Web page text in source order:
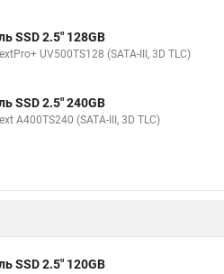
SSD 2.5" 128GB
UV500TS128 (SATA-III, 3D TLC)
SSD 2.5" 240GB
A400TS240 (SATA-III, 3D TLC)
SSD 2.5" 120GB